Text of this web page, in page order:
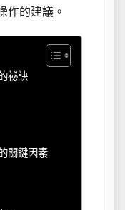
作的建議。
祕訣
關鍵因素